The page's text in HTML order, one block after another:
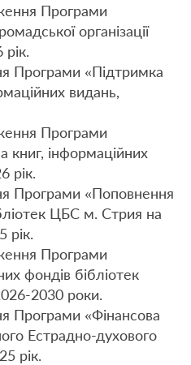
Програми
організації
Програми «Підтримка
видань,
Програми
книг, інформаційних
рік.
Програми «Поповнення
ЦБС м. Стрия на
рік.
Програми
фондів бібліотек
2030 роки.
Програми «Фінансова
Естрадно-духового
рік.